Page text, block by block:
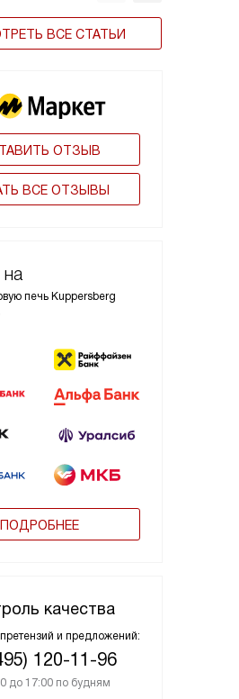
ВСЕ СТАТЬИ
ОТЗЫВ
ВСЕ ОТЗЫВЫ
печь Kuppersberg
ПОДРОБНЕЕ
качества
и предложений:
120-11-96
до 17:00 по будням